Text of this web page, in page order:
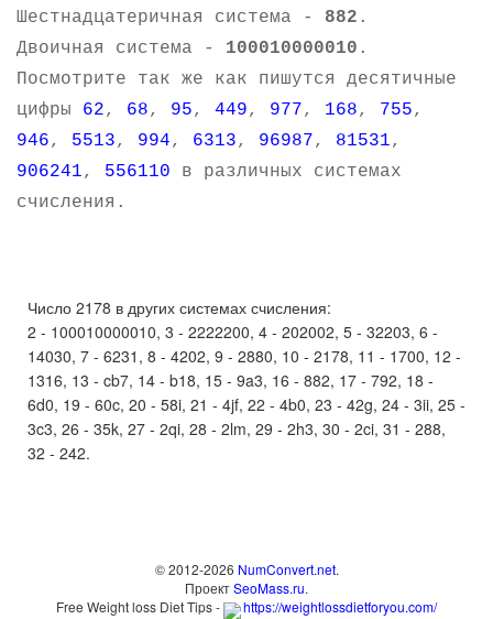
Шестнадцатеричная система - 882 .
Двоичная система - 100010000010 .
Посмотрите так же как пишутся десятичные
цифры 62, 68, 95, 449, 977, 168, 755,
946, 5513, 994, 6313, 96987, 81531,
906241, 556110 в различных системах
счисления.
Число 2178 в других системах счисления:
2 - 100010000010, 3 - 2222200, 4 - 202002, 5 - 32203, 6 -
14030, 7 - 6231, 8 - 4202, 9 - 2880, 10 - 2178, 11 - 1700, 12 -
1316, 13 - cb7, 14 - b18, 15 - 9a3, 16 - 882, 17 - 792, 18 -
6d0, 19 - 60c, 20 - 58i, 21 - 4jf, 22 - 4b0, 23 - 42g, 24 - 3ii, 25 -
3c3, 26 - 35k, 27 - 2qi, 28 - 2lm, 29 - 2h3, 30 - 2ci, 31 - 288,
32 - 242.
© 2012-2026 NumConvert.net.
ПроектSeoMass.ru.
Free Weight loss Diet Tips -
https://weightlossdietforyou.com/